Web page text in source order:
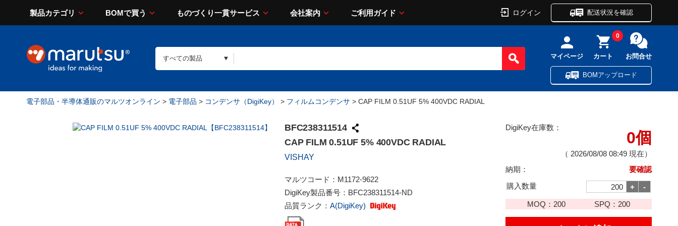
製品カテゴリ BOMで買う ものづくり一貫サービス 会社案内 ご利用ガイド ログイン 配送状況を確認
マイページ カート
0
お問合せ
BOMアップロード
電子部品・半導体通販のマルツオンライン > 電子部品 > コンデンサ（DigiKey） > フィルムコンデンサ > CAP FILM 0.51UF 5% 400VDC RADIAL
BFC238311514
CAP FILM 0.51UF 5% 400VDC RADIAL
VISHAY
マルツコード： M1172-9622
DigiKey製品番号： BFC238311514-ND
品質ランク： A(DigiKey)
DigiKey在庫数：
0個
（ 2026/08/08 08:49 現在）
納期：
要確認
購入数量
MOQ： 200 SPQ： 200